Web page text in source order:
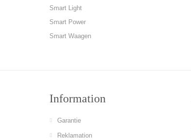
Smart Light
Smart Power
Smart Waagen
Information
Garantie
Reklamation